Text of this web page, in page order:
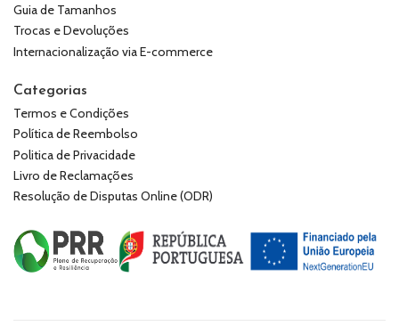
Guia de Tamanhos
Trocas e Devoluções
Internacionalização via E-commerce
Categorias
Termos e Condições
Política de Reembolso
Politica de Privacidade
Livro de Reclamações
Resolução de Disputas Online (ODR)